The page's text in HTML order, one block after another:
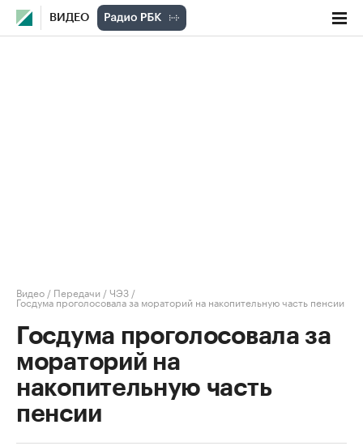
ВИДЕО
Видео / Передачи /ЧЭЗ /
Госдума проголосовала за мораторий на накопительную часть пенсии
Госдума проголосовала за
мораторий на
накопительную часть
пенсии